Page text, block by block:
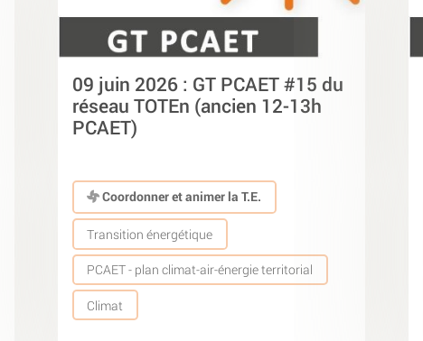
09 juin 2026 : GT PCAET #15 du
réseau TOTEn (ancien 12-13h
PCAET)
Coordonner et animer la T.E.
Transition énergétique
PCAET - plan climat-air-énergie territorial
Climat